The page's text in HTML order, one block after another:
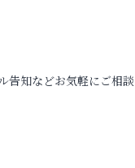
告知などお気軽にご相